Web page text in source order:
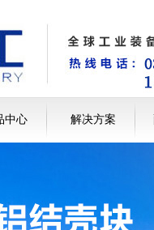
中心 解决方案